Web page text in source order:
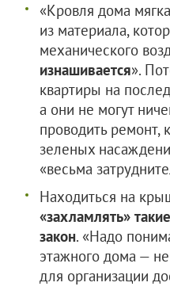
«Кровля дома
из материала,
механического
изнашивается».
квартиры на
а они не могут
проводить ремонт,
зеленых
«весьма
Находиться на
«захламлять»
закон. «Надо
этажного дома —
для организации